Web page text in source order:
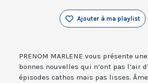
Ajouter à ma playlist
PRENOM MARLENE vous présente
bonnes nouvelles qui n’ont pas l’air
épisodes cathos mais pas lisses.